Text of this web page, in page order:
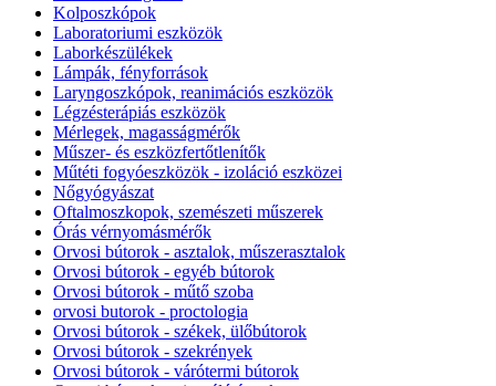
Kolposzkópok
Laboratoriumi eszközök
Laborkészülékek
Lámpák, fényforrások
Laryngoszkópok, reanimációs eszközök
Légzésterápiás eszközök
Mérlegek, magasságmérők
Műszer- és eszközfertőtlenítők
Műtéti fogyóeszközök - izoláció eszközei
Nőgyógyászat
Oftalmoszkopok, szemészeti műszerek
Órás vérnyomásmérők
Orvosi bútorok - asztalok, műszerasztalok
Orvosi bútorok - egyéb bútorok
Orvosi bútorok - műtő szoba
orvosi butorok - proctologia
Orvosi bútorok - székek, ülőbútorok
Orvosi bútorok - szekrények
Orvosi bútorok - várótermi bútorok